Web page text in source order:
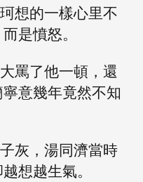
想的一樣心里不
是憤怒。
罵了他一頓，還
意幾年竟然不知
灰，湯同濟當時
想越生氣。